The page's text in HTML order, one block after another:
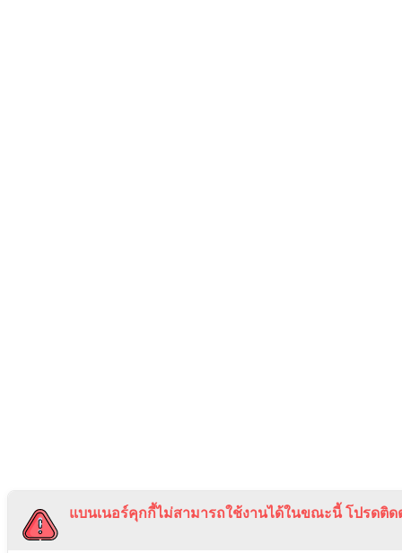
แบนเนอร์คุกกี้ไม่สามารถใช้งานได้ในขณะนี้ โปรดติด